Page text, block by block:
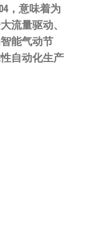
，意味着为
大流量驱动、
能气动节
自动化生产